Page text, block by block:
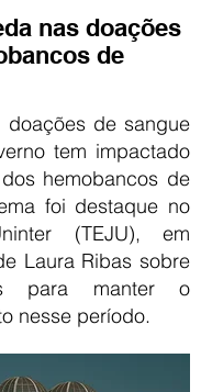
nas doações
de
de sangue
tem impactado
hemobancos de
foi destaque no
(TEJU), em
Laura Ribas sobre
para manter o
nesse período.